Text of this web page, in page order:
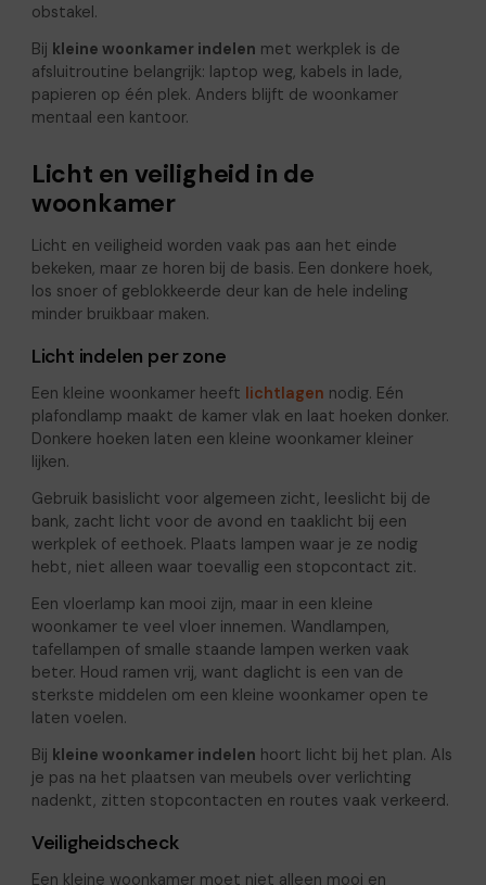
obstakel.
Bij kleine woonkamer indelen met werkplek is de
afsluitroutine belangrijk: laptop weg, kabels in lade,
papieren op één plek. Anders blijft de woonkamer
mentaal een kantoor.
Licht en veiligheid in de
woonkamer
Licht en veiligheid worden vaak pas aan het einde
bekeken, maar ze horen bij de basis. Een donkere hoek,
los snoer of geblokkeerde deur kan de hele indeling
minder bruikbaar maken.
Licht indelen per zone
Een kleine woonkamer heeft lichtlagen nodig. Eén
plafondlamp maakt de kamer vlak en laat hoeken donker.
Donkere hoeken laten een kleine woonkamer kleiner
lijken.
Gebruik basislicht voor algemeen zicht, leeslicht bij de
bank, zacht licht voor de avond en taaklicht bij een
werkplek of eethoek. Plaats lampen waar je ze nodig
hebt, niet alleen waar toevallig een stopcontact zit.
Een vloerlamp kan mooi zijn, maar in een kleine
woonkamer te veel vloer innemen. Wandlampen,
tafellampen of smalle staande lampen werken vaak
beter. Houd ramen vrij, want daglicht is een van de
sterkste middelen om een kleine woonkamer open te
laten voelen.
Bij kleine woonkamer indelen hoort licht bij het plan. Als
je pas na het plaatsen van meubels over verlichting
nadenkt, zitten stopcontacten en routes vaak verkeerd.
Veiligheidscheck
Een kleine woonkamer moet niet alleen mooi en